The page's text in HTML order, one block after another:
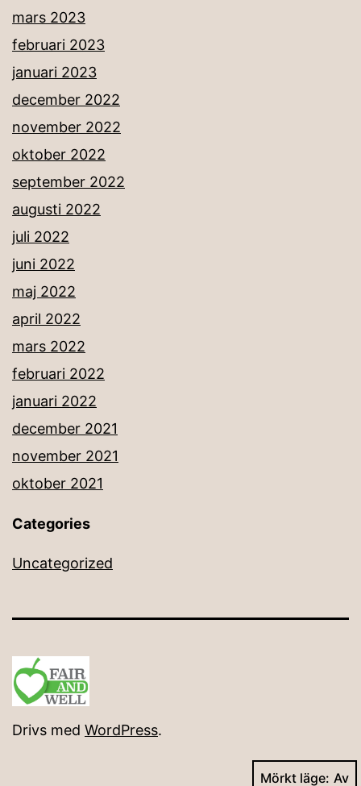
mars 2023
februari 2023
januari 2023
december 2022
november 2022
oktober 2022
september 2022
augusti 2022
juli 2022
juni 2022
maj 2022
april 2022
mars 2022
februari 2022
januari 2022
december 2021
november 2021
oktober 2021
Categories
Uncategorized
Drivs med WordPress.
Mörkt läge: